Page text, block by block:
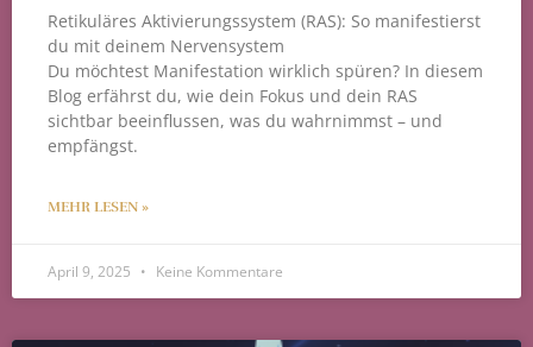
Retikuläres Aktivierungssystem (RAS): So manifestierst
du mit deinem Nervensystem
Du möchtest Manifestation wirklich spüren? In diesem
Blog erfährst du, wie dein Fokus und dein RAS
sichtbar beeinflussen, was du wahrnimmst – und
empfängst.
MEHR LESEN »
April 9, 2025 Keine Kommentare